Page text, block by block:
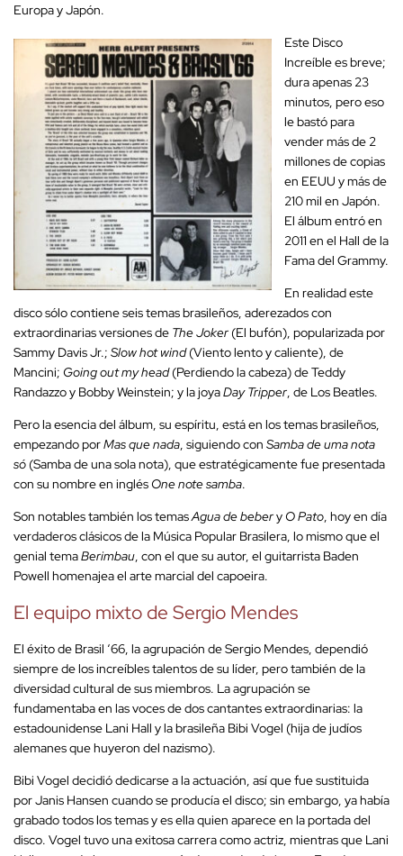
Europa y Japón.
Este Disco
Increíble es breve;
dura apenas 23
minutos, pero eso
le bastó para
vender más de 2
millones de copias
en EEUU y más de
210 mil en Japón.
El álbum entró en
2011 en el Hall de la
Fama del Grammy.
En realidad este
disco sólo contiene seis temas brasileños, aderezados con
extraordinarias versiones de The Joker (El bufón), popularizada por
Sammy Davis Jr.; Slow hot wind(Viento lento y caliente), de
Mancini; Going out my head(Perdiendo la cabeza) de Teddy
Randazzo y Bobby Weinstein; y la joyaDay Tripper, de Los Beatles.
Pero la esencia del álbum, su espíritu, está en los temas brasileños,
empezando porMas que nada, siguiendo con Samba de uma nota
só (Samba de una sola nota), que estratégicamente fue presentada
con su nombre en inglésOne note samba.
Son notables también los temasAgua de beberyO Pato, hoy en día
verdaderos clásicos de la Música Popular Brasilera, lo mismo que el
genial temaBerimbau, con el que su autor, el guitarrista Baden
Powell homenajea el arte marcial del capoeira.
El equipo mixto de Sergio Mendes
El éxito de Brasil ‘66, la agrupación de Sergio Mendes, dependió
siempre de los increíbles talentos de su líder, pero también de la
diversidad cultural de sus miembros. La agrupación se
fundamentaba en las voces de dos cantantes extraordinarias: la
estadounidense Lani Hall y la brasileña Bibi Vogel (hija de judíos
alemanes que huyeron del nazismo).
Bibi Vogel decidió dedicarse a la actuación, así que fue sustituida
por Janis Hansen cuando se producía el disco; sin embargo, ya había
grabado todos los temas y es ella quien aparece en la portada del
disco. Vogel tuvo una exitosa carrera como actriz, mientras que Lani